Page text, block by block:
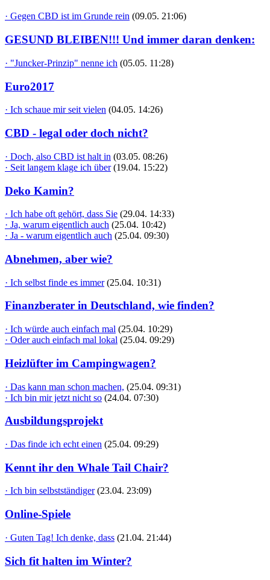
· Gegen CBD ist im Grunde rein (09.05. 21:06)
GESUND BLEIBEN!!! Und immer daran denken:
· "Juncker-Prinzip" nenne ich (05.05. 11:28)
Euro2017
· Ich schaue mir seit vielen (04.05. 14:26)
CBD - legal oder doch nicht?
· Doch, also CBD ist halt in (03.05. 08:26)
· Seit langem klage ich über (19.04. 15:22)
Deko Kamin?
· Ich habe oft gehört, dass Sie (29.04. 14:33)
· Ja, warum eigentlich auch (25.04. 10:42)
· Ja - warum eigentlich auch (25.04. 09:30)
Abnehmen, aber wie?
· Ich selbst finde es immer (25.04. 10:31)
Finanzberater in Deutschland, wie finden?
· Ich würde auch einfach mal (25.04. 10:29)
· Oder auch einfach mal lokal (25.04. 09:29)
Heizlüfter im Campingwagen?
· Das kann man schon machen, (25.04. 09:31)
· Ich bin mir jetzt nicht so (24.04. 07:30)
Ausbildungsprojekt
· Das finde ich echt einen (25.04. 09:29)
Kennt ihr den Whale Tail Chair?
· Ich bin selbstständiger (23.04. 23:09)
Online-Spiele
· Guten Tag! Ich denke, dass (21.04. 21:44)
Sich fit halten im Winter?